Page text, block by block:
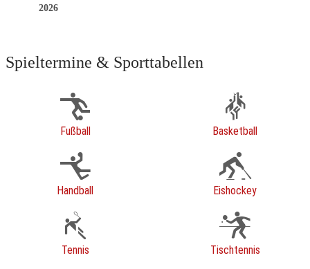
2026
Spieltermine & Sporttabellen
Fußball Basketball
Handball Eishockey
Tennis Tischtennis